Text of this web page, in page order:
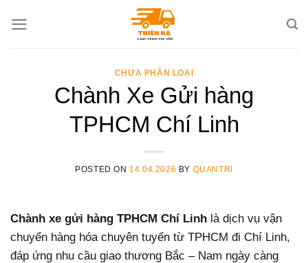
CHƯA PHÂN LOẠI
Chành Xe Gửi hàng
TPHCM Chí Linh
POSTED ON 14.04.2026 BY QUANTRI
Chành xe gửi hàng TPHCM Chí Linh là dịch vụ vận
chuyển hàng hóa chuyên tuyến từ TPHCM đi Chí Linh,
đáp ứng nhu cầu giao thương Bắc – Nam ngày càng